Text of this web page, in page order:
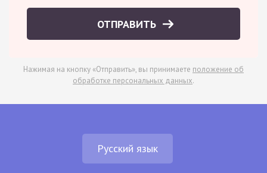
ОТПРАВИТЬ
Нажимая на кнопку «Отправить», вы принимаете положение об
обработке персональных данных.
Русский язык